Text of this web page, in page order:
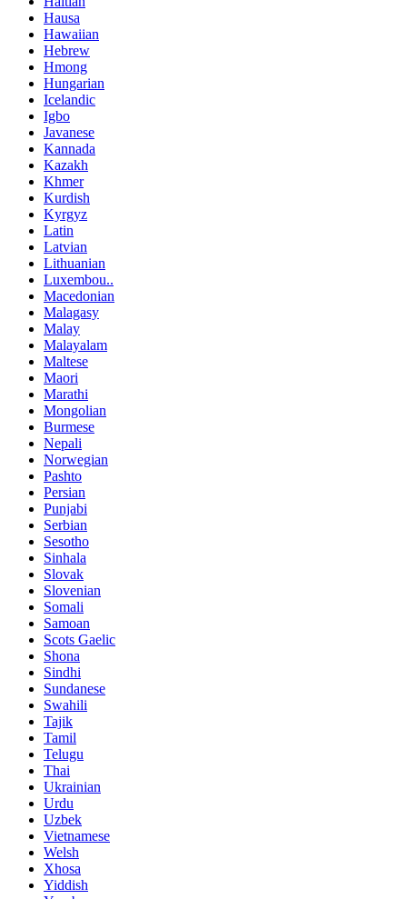
Hausa
Hawaiian
Hebrew
Hmong
Hungarian
Icelandic
Igbo
Javanese
Kannada
Kazakh
Khmer
Kurdish
Kyrgyz
Latin
Latvian
Lithuanian
Luxembou..
Macedonian
Malagasy
Malay
Malayalam
Maltese
Maori
Marathi
Mongolian
Burmese
Nepali
Norwegian
Pashto
Persian
Punjabi
Serbian
Sesotho
Sinhala
Slovak
Slovenian
Somali
Samoan
Scots Gaelic
Shona
Sindhi
Sundanese
Swahili
Tajik
Tamil
Telugu
Thai
Ukrainian
Urdu
Uzbek
Vietnamese
Welsh
Xhosa
Yiddish